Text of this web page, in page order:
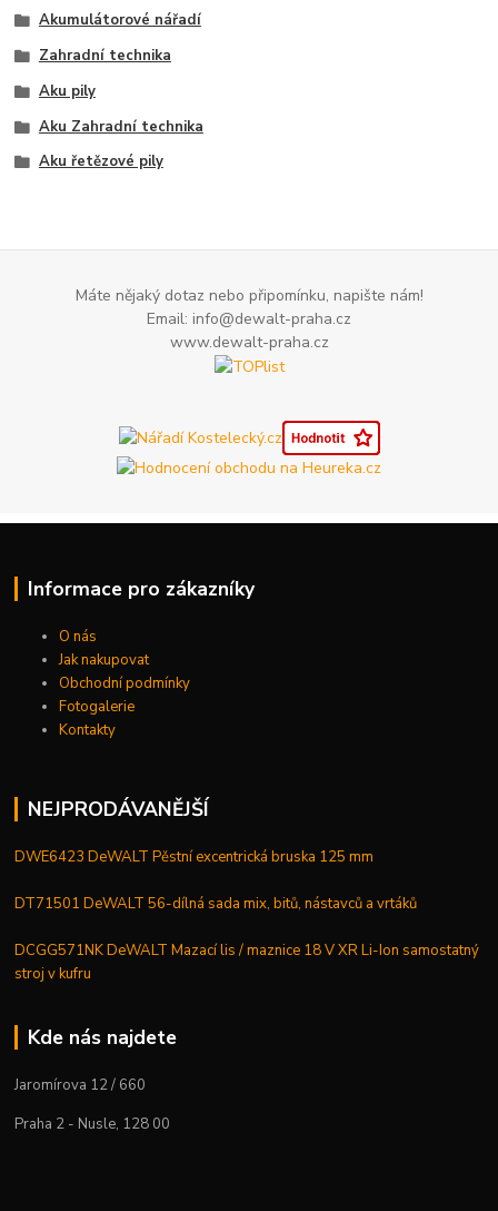
Akumulátorové nářadí
Zahradní technika
Aku pily
Aku Zahradní technika
Aku řetězové pily
Máte nějaký dotaz nebo připomínku, napište nám!
Email: info@dewalt-praha.cz
www.dewalt-praha.cz
Informace pro zákazníky
O nás
Jak nakupovat
Obchodní podmínky
Fotogalerie
Kontakty
NEJPRODÁVANĚJŠÍ
DWE6423 DeWALT Pěstní excentrická bruska 125 mm
DT71501 DeWALT 56-dílná sada mix, bitů, nástavců a vrtáků
DCGG571NK DeWALT Mazací lis / maznice 18 V XR Li-Ion samostatný
stroj v kufru
Kde nás najdete
Jaromírova 12 / 660
Praha 2 - Nusle, 128 00